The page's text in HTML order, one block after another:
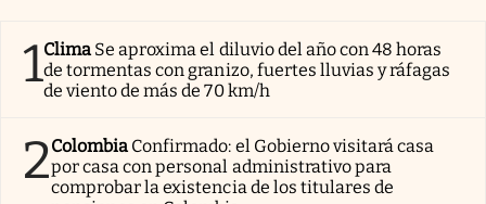
1Clima Se aproxima el diluvio del año con 48 horas
de tormentas con granizo, fuertes lluvias y ráfagas
de viento de más de 70 km/h
2Colombia Confirmado: el Gobierno visitará casa
por casa con personal administrativo para
comprobar la existencia de los titulares de